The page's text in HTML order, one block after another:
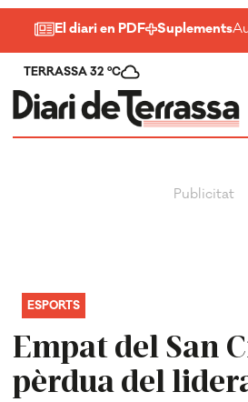
El diari en PDF Suplements
TERRASSA 32 ºC
Empat del San
pèrdua del
ESPORTS